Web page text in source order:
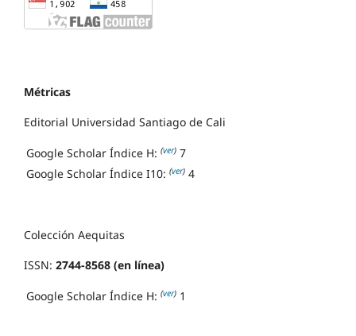
Métricas
Editorial Universidad Santiago de Cali
Google Scholar Índice H: (ver) 7
Google Scholar Índice I10: (ver) 4
Colección Aequitas
ISSN: 2744-8568 (en línea)
Google Scholar Índice H: (ver) 1